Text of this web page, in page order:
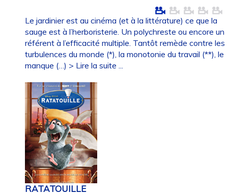
Le jardinier est au cinéma (et à la littérature) ce que la
sauge est à l’herboristerie. Un polychreste ou encore un
référent à l’efficacité multiple. Tantôt remède contre les
turbulences du monde (*), la monotonie du travail (**), le
manque (…) > Lire la suite ...
RATATOUILLE